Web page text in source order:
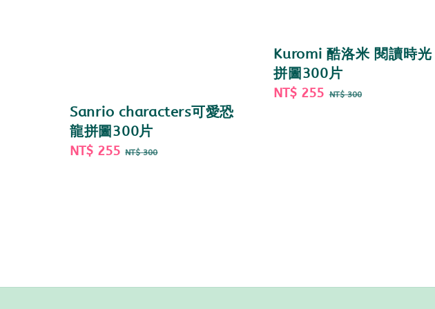
Sanrio characters可愛恐
龍拼圖300片
Sale
NT$ 255 Regular
NT$ 300
Kuromi 酷洛米 閱讀時光
拼圖300片
Sale
NT$ 255 Regular
NT$ 300